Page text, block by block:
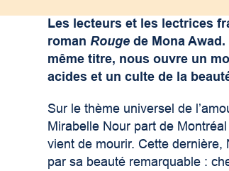
Les lecteurs et les lectrices
romanRouge de Mona
même titre, nous ouvre un
acides et un culte de la
Sur le thème universel de
Mirabelle Nour part de
vient de mourir. Cette
par sa beauté remarquable :